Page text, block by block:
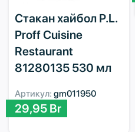
Стакан хайбол P.L.
Proff Cuisine
Restaurant
81280135 530 мл
Артикул: gm011950
29,95 Br